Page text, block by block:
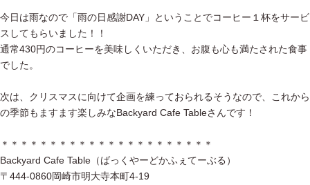
今日は雨なので「雨の日感謝DAY」ということでコーヒー１杯をサービ
スしてもらいました！！
通常430円のコーヒーを美味しくいただき、お腹も心も満たされた食事
でした。
次は、クリスマスに向けて企画を練っておられるそうなので、これから
の季節もますます楽しみなBackyard Cafe Tableさんです！
＊＊＊＊＊＊＊＊＊＊＊＊＊＊＊＊＊＊＊＊＊＊
Backyard Cafe Table（ばっくやーどかふぇてーぶる）
〒444-0860岡崎市明大寺本町4-19